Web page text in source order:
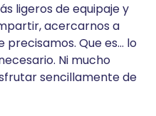
ligeros de equipaje y
acercarnos a
precisamos. Que es… lo
Ni mucho
sencillamente de